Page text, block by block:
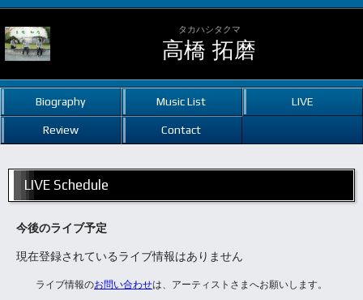
タカハシタクマ
高橋 拓磨
Biography Music List LIVE
Review Contact
LIVE Schedule
今後のライブ予定
現在登録されているライブ情報はありません
ライブ情報のお問い合わせは、アーティストさまへお願いします。